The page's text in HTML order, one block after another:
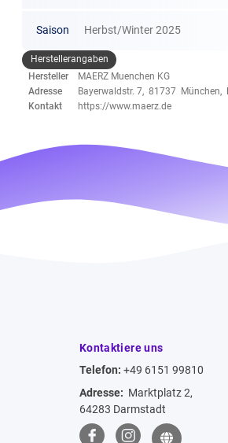
Saison Herbst/Winter 2025
Herstellerangaben
Hersteller
MAERZ Muenchen KG
Adresse
Bayerwaldstr. 7, 81737 München,
Kontakt
https://www.maerz.de
Kontaktiere uns
Telefon: +49 6151 99810
Adresse: Marktplatz 2,
64283 Darmstadt